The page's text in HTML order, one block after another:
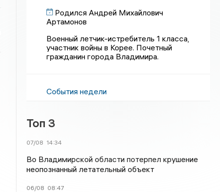
Родился Андрей Михайлович
Артамонов
Военный летчик-истребитель 1 класса,
участник войны в Корее. Почетный
гражданин города Владимира.
События недели
Топ 3
07/08 14:34
Во Владимирской области потерпел крушение
неопознанный летательный объект
06/08 08:47